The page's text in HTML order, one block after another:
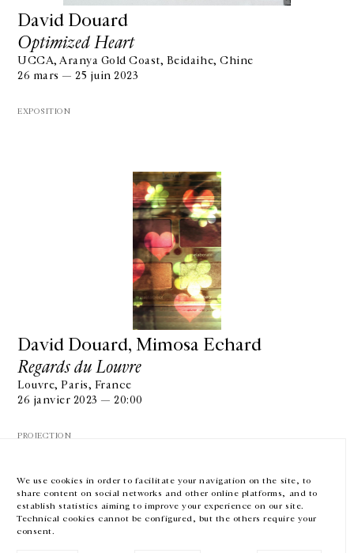
We use cookies in order to facilitate your navigation on the site, to
share content on social networks and other online platforms, and to
establish statistics aiming to improve your experience on our site.
Technical cookies cannot be configured, but the others require your
consent.
David Douard
Optimized Heart
UCCA, Aranya Gold Coast, Beidaihe, Chine
26 mars — 25 juin 2023
EXPOSITION
David Douard, Mimosa Echard
Regards du Louvre
Louvre, Paris, France
26 janvier 2023 — 20:00
PROJECTION
GALERIE CHANTAL CROUSEL
10 RUE CHARLOT, 75003 PARIS
GALERIE@CROUSEL.COM
HORAIRES D'OUVERTURE
DU MARDI AU VENDREDI
LE SAMEDI
EN FR 中文 Facebook Instagram
Inscrivez-vous à notre newsletter